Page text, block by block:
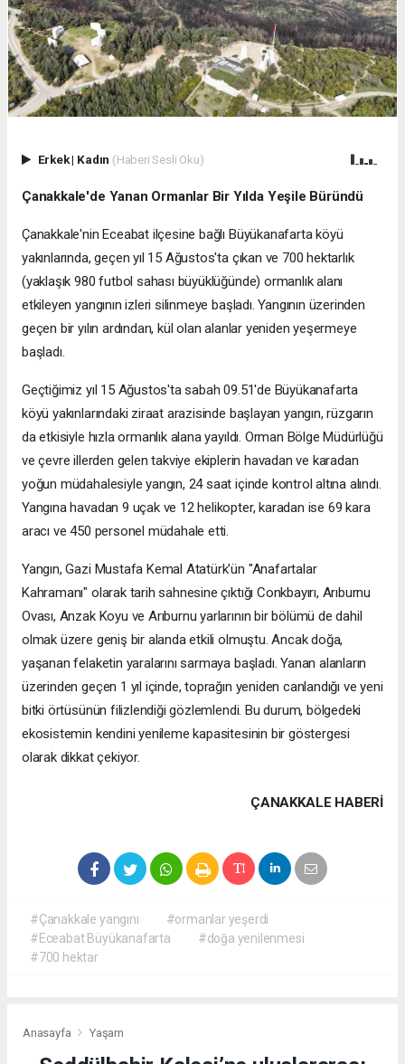
Erkek| Kadın (Haberi Sesli Oku)
Çanakkale'de Yanan Ormanlar Bir Yılda Yeşile Büründü
Çanakkale'nin Eceabat ilçesine bağlı Büyükanafarta köyü
yakınlarında, geçen yıl 15 Ağustos'ta çıkan ve 700 hektarlık
(yaklaşık 980 futbol sahası büyüklüğünde) ormanlık alanı
etkileyen yangının izleri silinmeye başladı. Yangının üzerinden
geçen bir yılın ardından, kül olan alanlar yeniden yeşermeye
başladı.
Geçtiğimiz yıl 15 Ağustos'ta sabah 09.51'de Büyükanafarta
köyü yakınlarındaki ziraat arazisinde başlayan yangın, rüzgarın
da etkisiyle hızla ormanlık alana yayıldı. Orman Bölge Müdürlüğü
ve çevre illerden gelen takviye ekiplerin havadan ve karadan
yoğun müdahalesiyle yangın, 24 saat içinde kontrol altına alındı.
Yangına havadan 9 uçak ve 12 helikopter, karadan ise 69 kara
aracı ve 450 personel müdahale etti.
Yangın, Gazi Mustafa Kemal Atatürk'ün "Anafartalar
Kahramanı" olarak tarih sahnesine çıktığı Conkbayırı, Arıburnu
Ovası, Anzak Koyu ve Arıburnu yarlarının bir bölümü de dahil
olmak üzere geniş bir alanda etkili olmuştu. Ancak doğa,
yaşanan felaketin yaralarını sarmaya başladı. Yanan alanların
üzerinden geçen 1 yıl içinde, toprağın yeniden canlandığı ve yeni
bitki örtüsünün filizlendiği gözlemlendi. Bu durum, bölgedeki
ekosistemin kendini yenileme kapasitesinin bir göstergesi
olarak dikkat çekiyor.
ÇANAKKALE HABERİ
#Çanakkale yangını
#ormanlar yeşerdi
#Eceabat Büyükanafarta
#doğa yenilenmesi
#700 hektar
Anasayfa Yaşam